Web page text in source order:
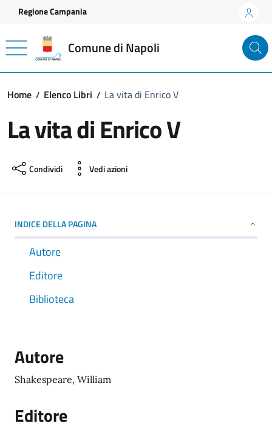
Vai ai contenuti
Vai al footer
Regione Campania
Comune di Napoli
Home Elenco Libri La vita di Enrico V
La vita di Enrico V
Condividi Vedi azioni
INDICE DELLA PAGINA
Autore
Editore
Biblioteca
Autore
Shakespeare, William
Editore